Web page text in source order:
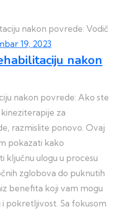
19, 2023
nakon
nakon povrede: Ako ste
za
razmislite ponovo. Ovaj
pokazati kako
ključnu ulogu u procesu
zglobova do puknutih
benefita koji vam mogu
pokretljivost. Sa fokusom